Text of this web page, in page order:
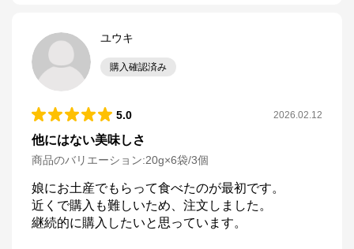
ユウキ
購入確認済み
5.0 2026.02.12
他にはない美味しさ
商品のバリエーション:20g×6袋/3個
娘にお土産でもらって食べたのが最初です。
近くで購入も難しいため、注文しました。
継続的に購入したいと思っています。